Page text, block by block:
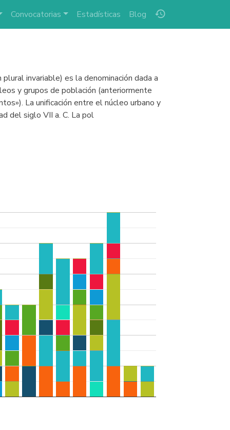
history
Convocatorias Estadísticas Blog
invariable) es la denominación dada a
y grupos de población (anteriormente
La unificación entre el núcleo urbano y
del siglo VII a. C. La pol